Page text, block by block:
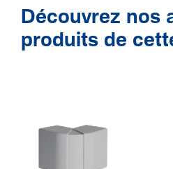
Découvrez nos
produits de